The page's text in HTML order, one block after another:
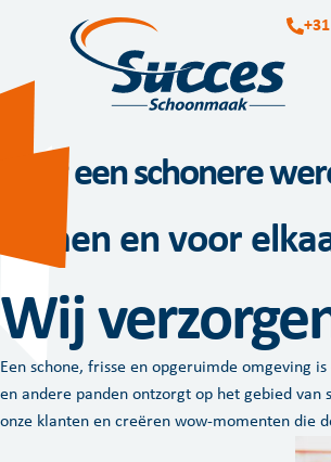
Voor een schonere
Samen en voor
Wij
Een schone, frisse en opgeruimde omgeving
en andere panden ontzorgt op het gebied
onze klanten en creëren wow-momenten die